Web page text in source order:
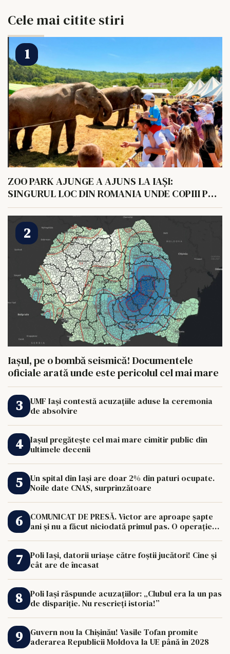
Cele mai citite stiri
ZOO PARK AJUNGE A AJUNS LA IAȘI:
SINGURUL LOC DIN ROMANIA UNDE COPIII POT
HRANI UN ELEFANT
Iașul, pe o bombă seismică! Documentele
oficiale arată unde este pericolul cel mai mare
UMF Iași contestă acuzațiile aduse la ceremonia
de absolvire
Iașul pregătește cel mai mare cimitir public din
ultimele decenii
Un spital din Iași are doar 2% din paturi ocupate.
Noile date CNAS, surprinzătoare
COMUNICAT DE PRESĂ. Victor are aproape șapte
ani și nu a făcut niciodată primul pas. O operație
Poli Iași, datorii uriașe către foștii jucători! Cine și
cât are de încasat
Poli Iași răspunde acuzațiilor: „Clubul era la un pas
de dispariție. Nu rescrieți istoria!”
Guvern nou la Chișinău! Vasile Tofan promite
aderarea Republicii Moldova la UE până în 2028